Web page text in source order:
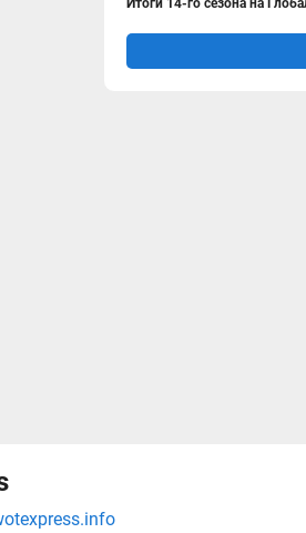
Итоги 14-го сезона на